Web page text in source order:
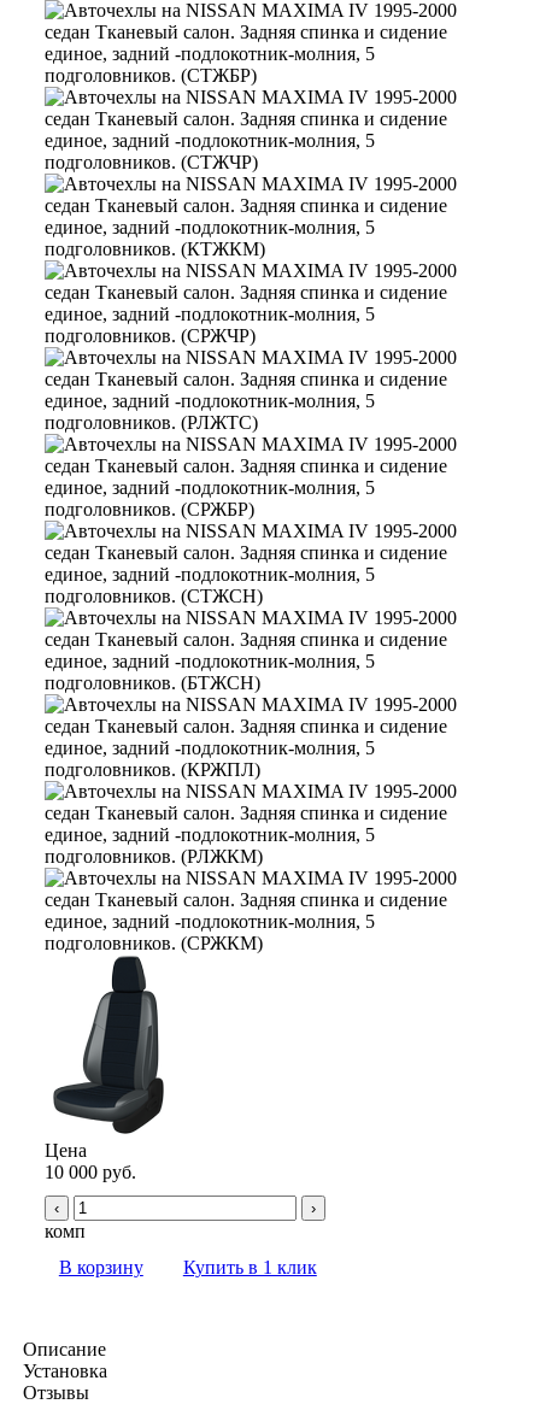
Цена
10 000 руб.
‹ ›
комп
В корзину
Купить в 1 клик
Описание
Установка
Отзывы